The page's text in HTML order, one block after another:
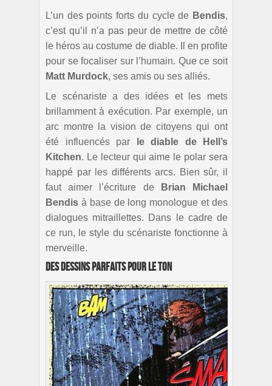
L’un des points forts du cycle de Bendis,
c’est qu’il n’a pas peur de mettre de côté
le héros au costume de diable. Il en profite
pour se focaliser sur l’humain. Que ce soit
Matt Murdock, ses amis ou ses alliés.
Le scénariste a des idées et les mets
brillamment à exécution. Par exemple, un
arc montre la vision de citoyens qui ont
été influencés par
le diable de Hell’s
Kitchen. Le lecteur qui aime le polar sera
happé par les différents arcs. Bien sûr, il
faut aimer l’écriture de
Brian Michael
Bendis à base de long monologue et des
dialogues mitraillettes. Dans le cadre de
ce run, le style du scénariste fonctionne à
merveille.
Des dessins parfaits pour le ton